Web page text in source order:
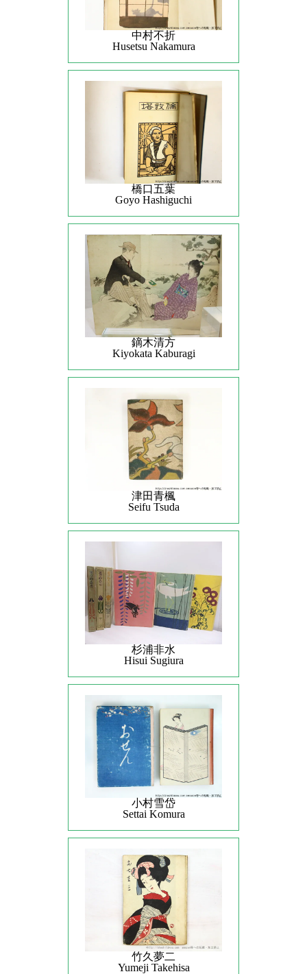
中村不折
Husetsu Nakamura
橋口五葉
Goyo Hashiguchi
鏑木清方
Kiyokata Kaburagi
津田青楓
Seifu Tsuda
杉浦非水
Hisui Sugiura
小村雪岱
Settai Komura
竹久夢二
Yumeji Takehisa